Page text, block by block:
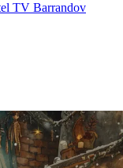
TV Barrandov